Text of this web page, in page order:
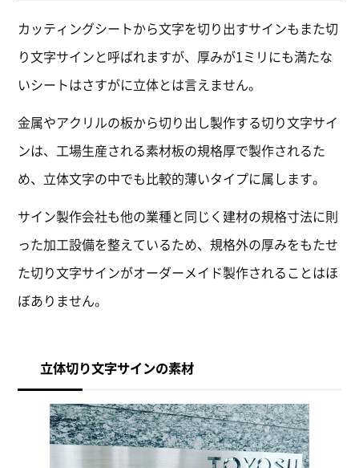
カッティングシートから文字を切り出すサインもまた切
り文字サインと呼ばれますが、厚みが1ミリにも満たな
いシートはさすがに立体とは言えません。
金属やアクリルの板から切り出し製作する切り文字サイ
ンは、工場生産される素材板の規格厚で製作されるた
め、立体文字の中でも比較的薄いタイプに属します。
サイン製作会社も他の業種と同じく建材の規格寸法に則
った加工設備を整えているため、規格外の厚みをもたせ
た切り文字サインがオーダーメイド製作されることはほ
ぼありません。
立体切り文字サインの素材